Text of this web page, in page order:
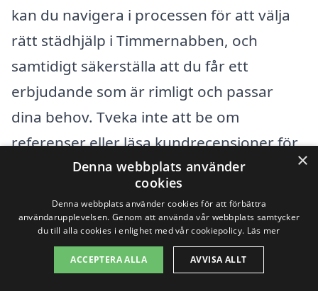
kan du navigera i processen för att välja
rätt städhjälp i Timmernabben, och
samtidigt säkerställa att du får ett
erbjudande som är rimligt och passar
dina behov. Tveka inte att be om
referenser eller läsa kundrecensioner för
att få en uppfattning om den städfirma
Få 3 erbjudanden, gratis och utan
förpliktelser
×
Denna webbplats använder
cookies
Denna webbplats använder cookies för att förbättra
användarupplevelsen. Genom att använda vår webbplats samtycker
du till alla cookies i enlighet med vår cookiepolicy. Läs mer
ACCEPTERA ALLA AVVISA ALLT